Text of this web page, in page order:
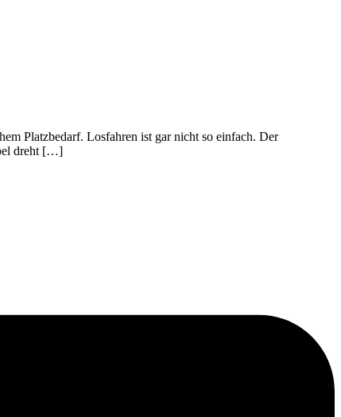
Platzbedarf. Losfahren ist gar nicht so einfach. Der
dreht […]